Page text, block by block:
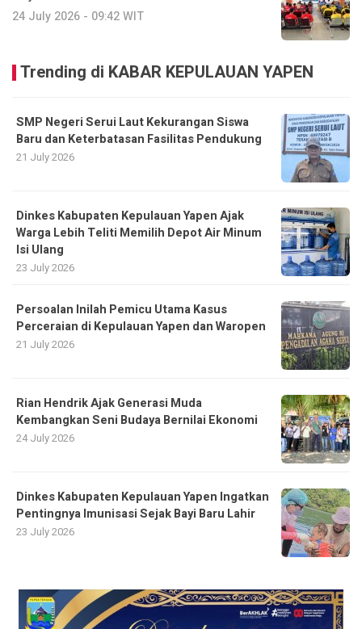
24 July 2026 - 09:42 WIT
Trending di KABAR KEPULAUAN YAPEN
SMP Negeri Serui Laut Kekurangan Siswa
Baru dan Keterbatasan Fasilitas Pendukung
21 July 2026
Dinkes Kabupaten Kepulauan Yapen Ajak
Warga Lebih Teliti Memilih Depot Air Minum
Isi Ulang
23 July 2026
Persoalan Inilah Pemicu Utama Kasus
Perceraian di Kepulauan Yapen dan Waropen
21 July 2026
Rian Hendrik Ajak Generasi Muda
Kembangkan Seni Budaya Bernilai Ekonomi
24 July 2026
Dinkes Kabupaten Kepulauan Yapen Ingatkan
Pentingnya Imunisasi Sejak Bayi Baru Lahir
23 July 2026